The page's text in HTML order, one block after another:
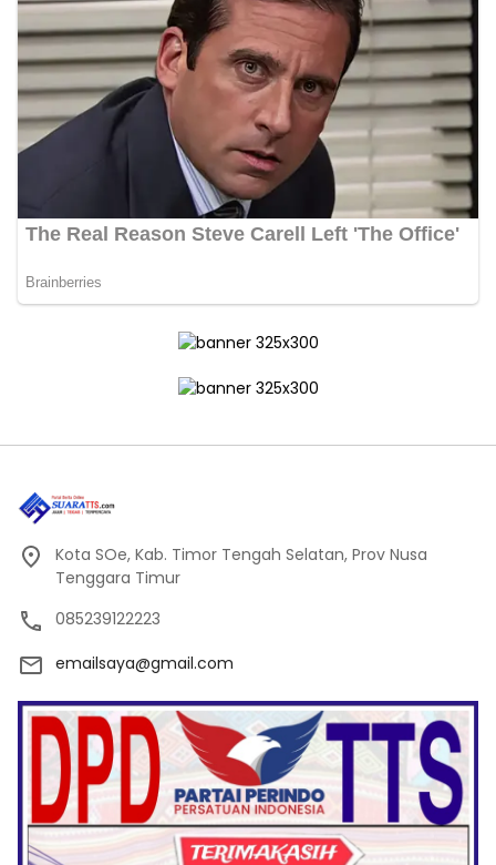
Kota SOe, Kab. Timor Tengah Selatan, Prov Nusa
Tenggara Timur
085239122223
emailsaya@gmail.com